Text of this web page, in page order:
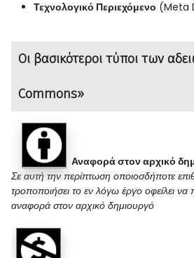
Τεχνολογικό Περιεχόμενο (Meta
Οι βασικότεροι τύποι των
Commons»
Αναφορά στον αρχικό
Σε αυτή την περίπτωση οποιοσδήποτε
τροποποιήσει το εν λόγω έργο οφείλει να
αναφορά στον αρχικό δημιουργό